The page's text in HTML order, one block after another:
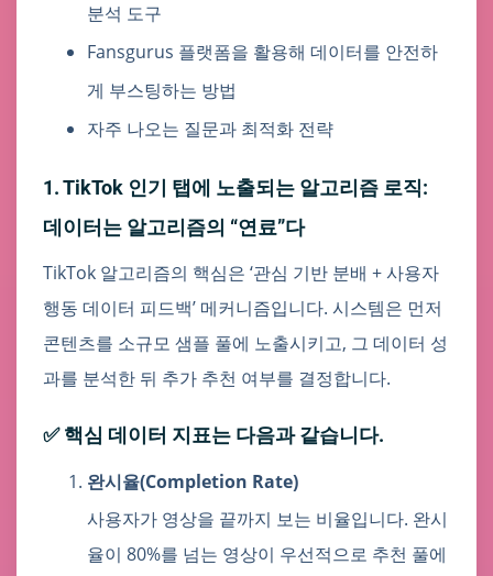
분석 도구
Fansgurus 플랫폼을 활용해 데이터를 안전하
게 부스팅하는 방법
자주 나오는 질문과 최적화 전략
1. TikTok 인기 탭에 노출되는 알고리즘 로직:
데이터는 알고리즘의 “연료”다
TikTok 알고리즘의 핵심은 ‘관심 기반 분배 + 사용자
행동 데이터 피드백’ 메커니즘입니다. 시스템은 먼저
콘텐츠를 소규모 샘플 풀에 노출시키고, 그 데이터 성
과를 분석한 뒤 추가 추천 여부를 결정합니다.
✅ 핵심 데이터 지표는 다음과 같습니다.
완시율(Completion Rate)
사용자가 영상을 끝까지 보는 비율입니다. 완시
율이 80%를 넘는 영상이 우선적으로 추천 풀에